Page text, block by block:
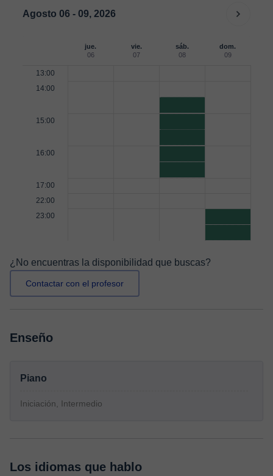
Agosto 06 - 09, 2026
jue.
06
vie.
07
sáb.
08
dom.
09
13:00
14:00
15:00
16:00
17:00
22:00
23:00
¿No encuentras la disponibilidad que buscas?
Contactar con el profesor
Enseño
Piano
Iniciación, Intermedio
Los idiomas que hablo